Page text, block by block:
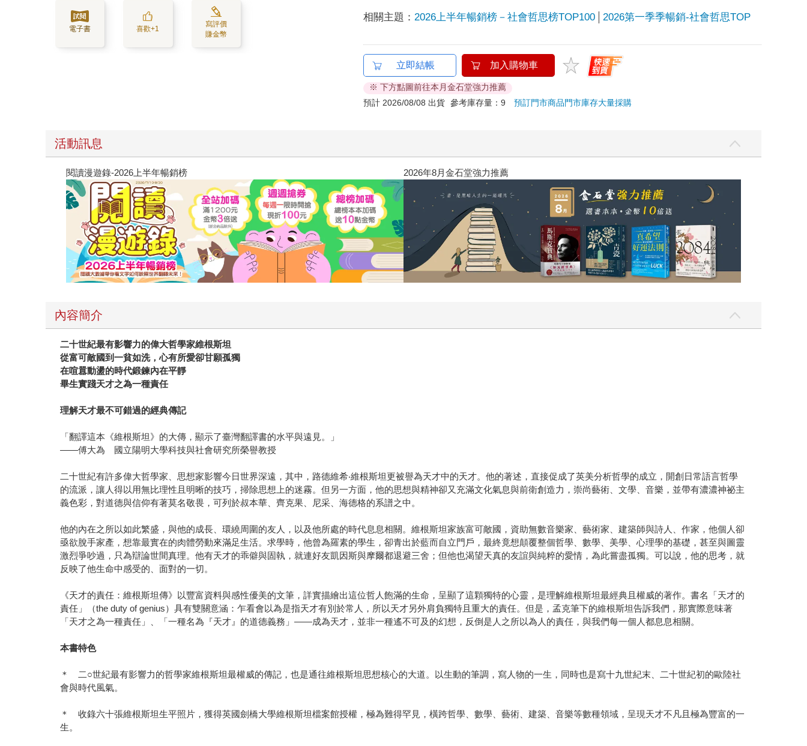
電子書 喜歡+1
寫評價
賺金幣
相關主題： 2026上半年暢銷榜－社會哲思榜TOP100 2026第一季季暢銷-社會哲思TOP
立即結帳 加入購物車
※ 下方點圖前往本月金石堂強力推薦
預計 2026/08/08 出貨 參考庫存量：9預訂門市商品門市庫存大量採購
活動訊息
閱讀漫遊錄-2026上半年暢銷榜 2026年8月金石堂強力推薦
內容簡介
二十世紀最有影響力的偉大哲學家維根斯坦
從富可敵國到一貧如洗，心有所愛卻甘願孤獨
在喧囂動盪的時代鍛鍊內在平靜
畢生實踐天才之為一種責任
理解天才最不可錯過的經典傳記
「翻譯這本《維根斯坦》的大傳，顯示了臺灣翻譯書的水平與遠見。」
——傅大為 國立陽明大學科技與社會研究所榮譽教授
二十世紀有許多偉大哲學家、思想家影響今日世界深遠，其中，路德維希‧維根斯坦更被譽為天才中的天才。他的著述，直接促成了英美分析哲學的成立，開創日常語言哲學
的流派，讓人得以用無比理性且明晰的技巧，掃除思想上的迷霧。但另一方面，他的思想與精神卻又充滿文化氣息與前衛創造力，崇尚藝術、文學、音樂，並帶有濃濃神祕主
義色彩，對道德與信仰有著莫名敬畏，可列於叔本華、齊克果、尼采、海德格的系譜之中。
他的內在之所以如此繁盛，與他的成長、環繞周圍的友人，以及他所處的時代息息相關。維根斯坦家族富可敵國，資助無數音樂家、藝術家、建築師與詩人、作家，他個人卻
亟欲脫手家產，想靠最實在的肉體勞動來滿足生活。求學時，他曾為羅素的學生，卻青出於藍而自立門戶，最終竟想顛覆整個哲學、數學、美學、心理學的基礎，甚至與圖靈
激烈爭吵過，只為辯論世間真理。他有天才的乖僻與固執，就連好友凱因斯與摩爾都退避三舍；但他也渴望天真的友誼與純粹的愛情，為此嘗盡孤獨。可以說，他的思考，就
反映了他生命中感受的、面對的一切。
《天才的責任：維根斯坦傳》以豐富資料與感性優美的文筆，詳實描繪出這位哲人飽滿的生命，呈顯了這顆獨特的心靈，是理解維根斯坦最經典且權威的著作。書名「天才的
責任」（the duty of genius）具有雙關意涵：乍看會以為是指天才有別於常人，所以天才另外肩負獨特且重大的責任。但是，孟克筆下的維根斯坦告訴我們，那實際意味著
「天才之為一種責任」、「一種名為『天才』的道德義務」——成為天才，並非一種遙不可及的幻想，反倒是人之所以為人的責任，與我們每一個人都息息相關。
本書特色
＊ 二○世紀最有影響力的哲學家維根斯坦最權威的傳記，也是通往維根斯坦思想核心的大道。以生動的筆調，寫人物的一生，同時也是寫十九世紀末、二十世紀初的歐陸社
會與時代風氣。
＊ 收錄六十張維根斯坦生平照片，獲得英國劍橋大學維根斯坦檔案館授權，極為難得罕見，橫跨哲學、數學、藝術、建築、音樂等數種領域，呈現天才不凡且極為豐富的一
生。